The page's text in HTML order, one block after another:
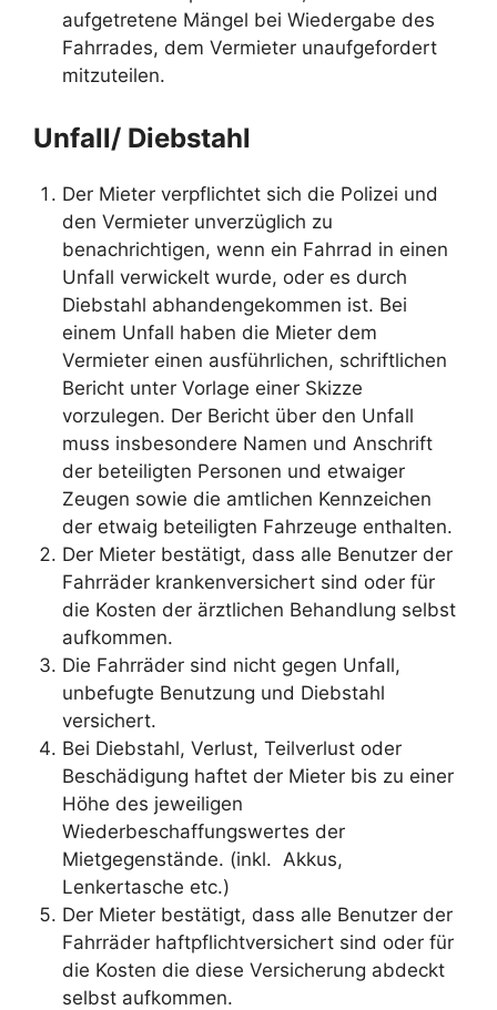
aufgetretene Mängel bei Wiedergabe des
Fahrrades, dem Vermieter unaufgefordert
mitzuteilen.
Unfall/ Diebstahl
Der Mieter verpflichtet sich die Polizei und
den Vermieter unverzüglich zu
benachrichtigen, wenn ein Fahrrad in einen
Unfall verwickelt wurde, oder es durch
Diebstahl abhandengekommen ist. Bei
einem Unfall haben die Mieter dem
Vermieter einen ausführlichen, schriftlichen
Bericht unter Vorlage einer Skizze
vorzulegen. Der Bericht über den Unfall
muss insbesondere Namen und Anschrift
der beteiligten Personen und etwaiger
Zeugen sowie die amtlichen Kennzeichen
der etwaig beteiligten Fahrzeuge enthalten.
Der Mieter bestätigt, dass alle Benutzer der
Fahrräder krankenversichert sind oder für
die Kosten der ärztlichen Behandlung selbst
aufkommen.
Die Fahrräder sind nicht gegen Unfall,
unbefugte Benutzung und Diebstahl
versichert.
Bei Diebstahl, Verlust, Teilverlust oder
Beschädigung haftet der Mieter bis zu einer
Höhe des jeweiligen
Wiederbeschaffungswertes der
Mietgegenstände. (inkl. Akkus,
Lenkertasche etc.)
Der Mieter bestätigt, dass alle Benutzer der
Fahrräder haftpflichtversichert sind oder für
die Kosten die diese Versicherung abdeckt
selbst aufkommen.